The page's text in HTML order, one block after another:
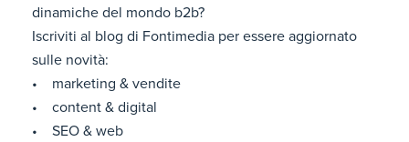
dinamiche del mondo b2b?
Iscriviti al blog di Fontimedia per essere aggiornato
sulle novità:
• marketing & vendite
• content & digital
• SEO & web